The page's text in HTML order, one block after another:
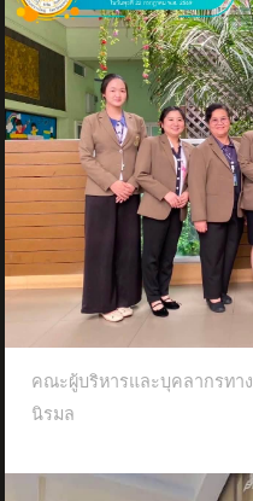
คณะผู้บริหารและบุคลากรทา
นิรมล